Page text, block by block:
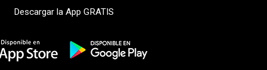
Descargar la App GRATIS